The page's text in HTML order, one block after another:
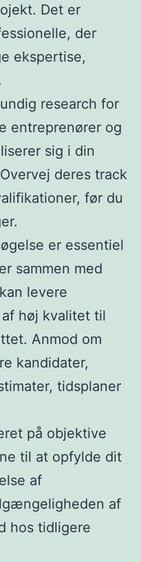
Det er
der
ekspertise,
research for
entreprenører og
sig i din
deres track
før du
er essentiel
sammen med
levere
høj kvalitet til
Anmod om
kandidater,
tidsplaner
på objektive
til at opfylde dit
af
af
hos tidligere